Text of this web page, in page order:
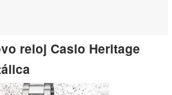
reloj Casio Heritage